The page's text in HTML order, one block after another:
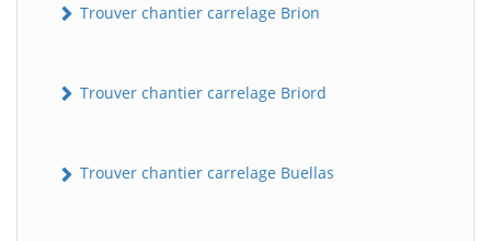
Trouver chantier carrelage Brion
Trouver chantier carrelage Briord
Trouver chantier carrelage Buellas